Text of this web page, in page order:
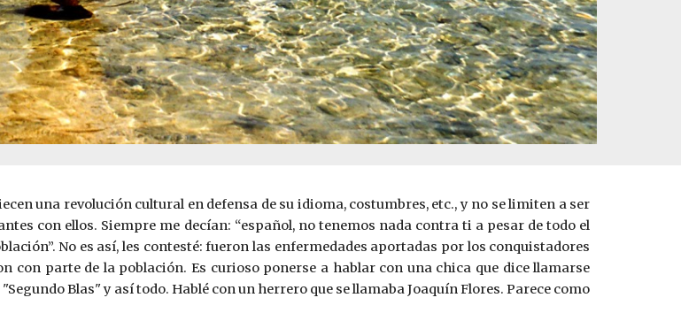
una revolución cultural en defensa de su idioma, costumbres, etc., y no se limiten a ser
con ellos. Siempre me decían: “español, no tenemos nada contra ti a pesar de todo el
No es así, les contesté: fueron las enfermedades aportadas por los conquistadores
con parte de la población. Es curioso ponerse a hablar con una chica que dice llamarse
Blas" y así todo. Hablé con un herrero que se llamaba Joaquín Flores. Parece como